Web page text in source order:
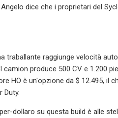
dice che i proprietari del
traballante raggiunge velocità
produce 500 CV e 1.200
HO è un'opzione da $ 12.495, il
Duty.
dollaro su questa build è alle